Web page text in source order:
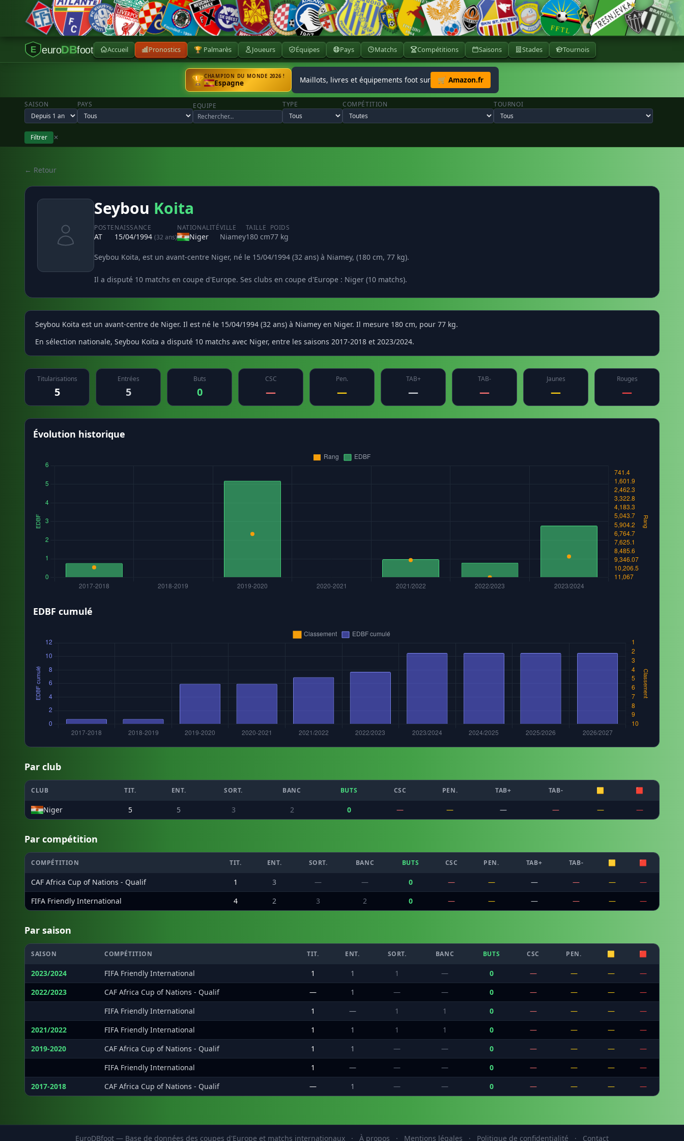
E euroDBfoot Accueil Pronostics 🏆 Palmarès Joueurs Équipes Pays Matchs Compétitions Saisons Stades Tournois
🏆CHAMPION DU MONDE 2026 !
Espagne Maillots, livres et équipements foot sur 🛒 Amazon.fr
SAISON PAYS EQUIPE TYPE COMPÉTITION TOURNOI
Filtrer ✕
← Retour
Seybou Koita
POSTE
AT
NAISSANCE
15/04/1994 (32 ans)
NATIONALITÉ
Niger
VILLE
Niamey
TAILLE
180 cm
POIDS
77 kg
Seybou Koita, est un avant-centre Niger, né le 15/04/1994 (32 ans) à Niamey, (180 cm, 77 kg).
Il a disputé 10 matchs en coupe d'Europe. Ses clubs en coupe d'Europe : Niger (10 matchs).
Seybou Koita est un avant-centre de Niger. Il est né le 15/04/1994 (32 ans) à Niamey en Niger. Il mesure 180 cm, pour 77 kg.
En sélection nationale, Seybou Koita a disputé 10 matchs avec Niger, entre les saisons 2017-2018 et 2023/2024.
Titularisations
5
Entrées
5
Buts
0
CSC
—
Pen.
—
TAB+
—
TAB-
—
Jaunes
—
Rouges
—
Évolution historique
EDBF cumulé
Par club
CLUB TIT. ENT. SORT. BANC BUTS CSC PEN. TAB+ TAB- 🟨 🟥
Niger 5 5 3 2 0 — — — — — —
Par compétition
COMPÉTITION TIT. ENT. SORT. BANC BUTS CSC PEN. TAB+ TAB- 🟨 🟥
CAF Africa Cup of Nations - Qualif 1 3 — — 0 — — — — —
—
FIFA Friendly International
4 2 3 2 0 — — — — — —
Par saison
SAISON COMPÉTITION TIT. ENT. SORT. BANC BUTS CSC PEN. 🟨 🟥
2023/2024 FIFA Friendly International 1 1 1 — 0 — — —
—
2022/2023
CAF Africa Cup of Nations - Qualif — 1 — — 0 — — —
—
FIFA Friendly International 1 — 1 1 0 — — —
—
2021/2022
FIFA Friendly International 1 1 1 1 0 — — —
—
2019-2020
CAF Africa Cup of Nations - Qualif 1 1 — — 0 — — —
—
FIFA Friendly International 1 — — — 0 — — —
—
2017-2018
CAF Africa Cup of Nations - Qualif — 1 — — 0 — — — —
EuroDBfoot — Base de données des coupes d'Europe et matchs internationaux · À propos · Mentions légales · Politique de confidentialité · Contact